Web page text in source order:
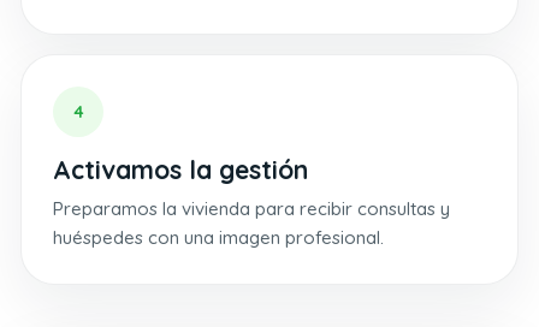
4
Activamos la gestión
Preparamos la vivienda para recibir consultas y
huéspedes con una imagen profesional.